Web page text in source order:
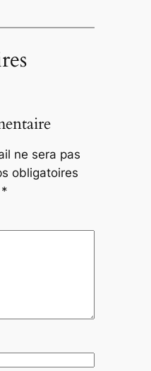
ne sera pas
obligatoires
*